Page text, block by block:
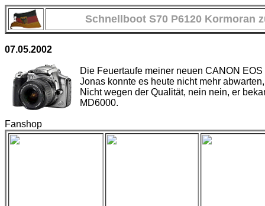
Schnellboot S70 P6120 Kormoran
07.05.2002
Die Feuertaufe meiner neuen CANON EOS
Jonas konnte es heute nicht mehr
Nicht wegen der Qualität, nein nein, er
MD6000.
Fanshop